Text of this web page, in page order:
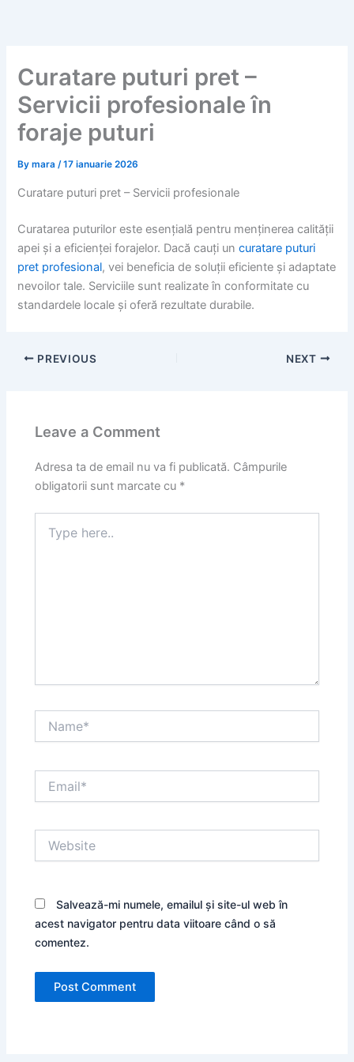
Curatare puturi pret –
Servicii profesionale în
foraje puturi
Bymara/17 ianuarie 2026
Curatare puturi pret – Servicii profesionale
Curatarea puturilor este esențială pentru menținerea calității
apei și a eficienței forajelor. Dacă cauți uncuratare puturi
pret profesional, vei beneficia de soluții eficiente și adaptate
nevoilor tale. Serviciile sunt realizate în conformitate cu
standardele locale și oferă rezultate durabile.
PREVIOUS NEXT
Leave a Comment
Adresa ta de email nu va fi publicată. Câmpurile
obligatorii sunt marcate cu *
here..
Salvează-mi numele, emailul și site-ul web în
acest navigator pentru data viitoare când o să
comentez.